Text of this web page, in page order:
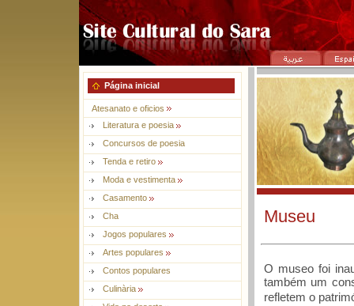
Página inicial
Atesanato e oficios
Literatura e poesia
Concursos de poesia
Tenda e retiro
Moda e vestimenta
Casamento
Cha
Jogos populares
Artes populares
Contos populares
Culinària
Museu
O museo foi
também um
refletem o